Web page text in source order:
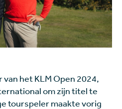
het KLM Open 2024,
om zijn titel te
tourspeler maakte vorig